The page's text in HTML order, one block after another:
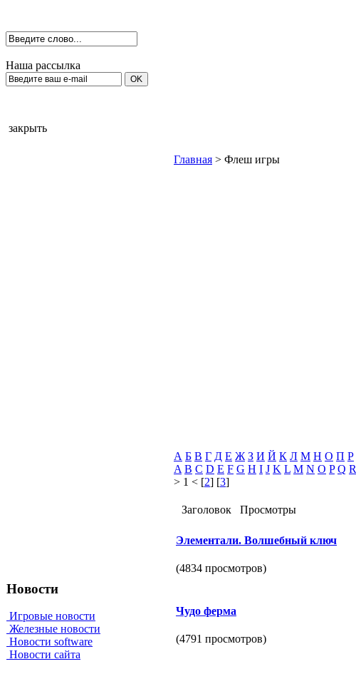
Наша рассылка
закрыть
Новости
Игровые новости
Железные новости
Новости software
Новости сайта
Главная > Флеш игры
А Б В Г Д Е Ж З И Й К Л М Н О П Р
A B C D E F G H I J K L M N O P Q R
> 1 < [2] [3]
Заголовок Просмотры
Элементали. Волшебный ключ
(4834 просмотров)
Чудо ферма
(4791 просмотров)